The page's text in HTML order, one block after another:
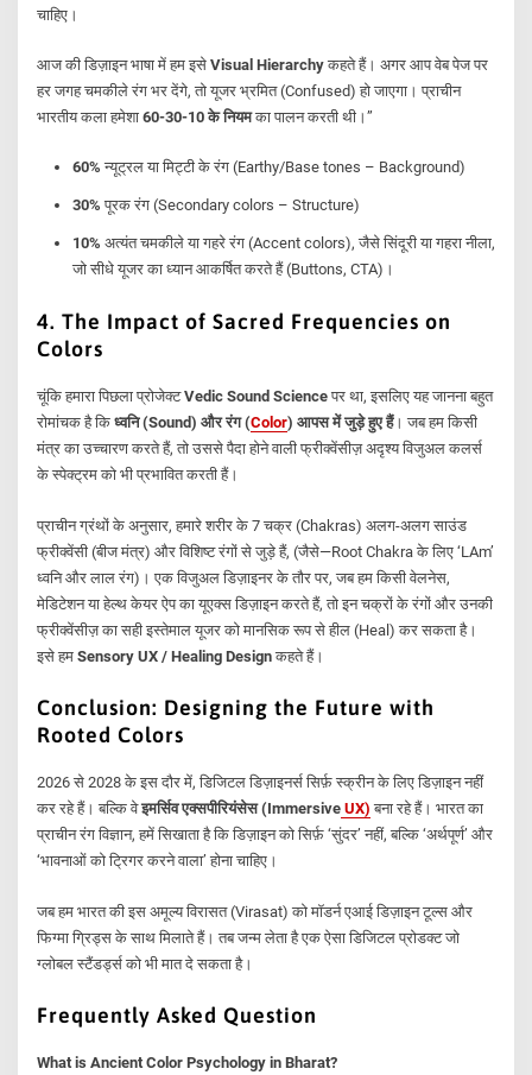
चाहिए।
आज की डिज़ाइन भाषा में हम इसेVisual Hierarchy कहते हैं। अगर आप वेब पेज पर
हर जगह चमकीले रंग भर देंगे, तो यूजर भ्रमित (Confused) हो जाएगा। प्राचीन
भारतीय कला हमेशा60-30-10 के नियमका पालन करती थी।”
60% न्यूट्रल या मिट्टी के रंग (Earthy/Base tones – Background)
30% पूरक रंग (Secondary colors – Structure)
10% अत्यंत चमकीले या गहरे रंग (Accent colors), जैसे सिंदूरी या गहरा नीला,
जो सीधे यूजर का ध्यान आकर्षित करते हैं (Buttons, CTA)।
4. The Impact of Sacred Frequencies on
Colors
चूंकि हमारा पिछला प्रोजेक्टVedic Sound Science पर था, इसलिए यह जानना बहुत
रोमांचक है किध्वनि (Sound) और रंग (Color) आपस में जुड़े हुए हैं। जब हम किसी
मंत्र का उच्चारण करते हैं, तो उससे पैदा होने वाली फ्रीक्वेंसीज़ अदृश्य विजुअल कलर्स
के स्पेक्ट्रम को भी प्रभावित करती हैं।
प्राचीन ग्रंथों के अनुसार, हमारे शरीर के 7 चक्र (Chakras) अलग-अलग साउंड
फ्रीक्वेंसी (बीज मंत्र) और विशिष्ट रंगों से जुड़े हैं, (जैसे—Root Chakra के लिए ‘LAm’
ध्वनि और लाल रंग)। एक विजुअल डिज़ाइनर के तौर पर, जब हम किसी वेलनेस,
मेडिटेशन या हेल्थ केयर ऐप का यूएक्स डिज़ाइन करते हैं, तो इन चक्रों के रंगों और उनकी
फ्रीक्वेंसीज़ का सही इस्तेमाल यूजर को मानसिक रूप से हील (Heal) कर सकता है।
इसे हमSensory UX / Healing Design कहते हैं।
Conclusion: Designing the Future with
Rooted Colors
2026 से 2028 के इस दौर में, डिजिटल डिज़ाइनर्स सिर्फ़ स्क्रीन के लिए डिज़ाइन नहीं
कर रहे हैं। बल्कि वेइमर्सिव एक्सपीरियंसेस (Immersive UX) बना रहे हैं। भारत का
प्राचीन रंग विज्ञान, हमें सिखाता है कि डिज़ाइन को सिर्फ़ ‘सुंदर’ नहीं, बल्कि ‘अर्थपूर्ण’ और
‘भावनाओं को ट्रिगर करने वाला’ होना चाहिए।
जब हम भारत की इस अमूल्य विरासत (Virasat) को मॉडर्न एआई डिज़ाइन टूल्स और
फिग्मा ग्रिड्स के साथ मिलाते हैं। तब जन्म लेता है एक ऐसा डिजिटल प्रोडक्ट जो
ग्लोबल स्टैंडर्ड्स को भी मात दे सकता है।
Frequently Asked Question
What is Ancient Color Psychology in Bharat?